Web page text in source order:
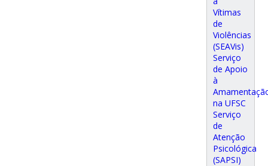
Vítimas
de
Violências
(SEAVis)
Serviço
de Apoio
à
na UFSC
Serviço
de
Atenção
Psicológica
(SAPSI)